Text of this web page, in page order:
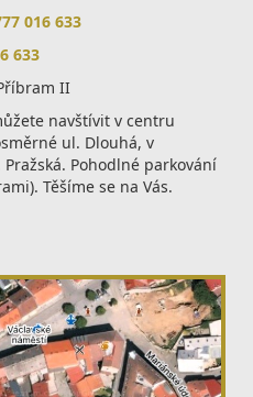
016 633
633
II
navštívit v centru
ul. Dlouhá, v
Pohodlné parkování
Těšíme se na Vás.